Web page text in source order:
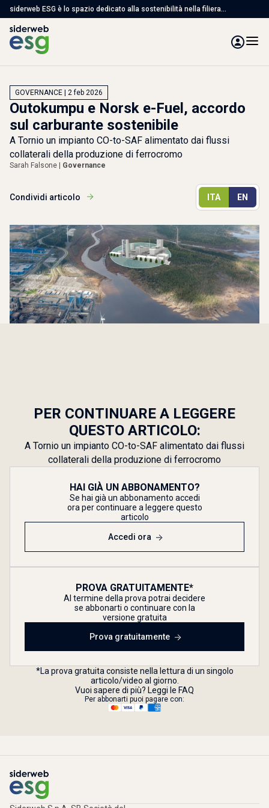
siderweb ESG è lo spazio dedicato alla sostenibilità nella filiera
dell'acciaio, con articoli, studi e servizi per affrontare le sfide ambientali,
sociali e di governance
GOVERNANCE | 2 feb 2026
Outokumpu e Norsk e-Fuel, accordo
sul carburante sostenibile
A Tornio un impianto CO-to-SAF alimentato dai flussi
collaterali della produzione di ferrocromo
Sarah Falsone | Governance
Condividi articolo ITA EN
PER CONTINUARE A LEGGERE
QUESTO ARTICOLO:
A Tornio un impianto CO-to-SAF alimentato dai flussi
collaterali della produzione di ferrocromo
HAI GIÀ UN ABBONAMENTO?
Se hai già un abbonamento accedi
ora per continuare a leggere questo
articolo
Accedi ora
PROVA GRATUITAMENTE*
Al termine della prova potrai decidere
se abbonarti o continuare con la
versione gratuita
Prova gratuitamente
*La prova gratuita consiste nella lettura di un singolo
articolo/video al giorno.
Vuoi sapere di più? Leggi le FAQ
Per abbonarti puoi pagare con: